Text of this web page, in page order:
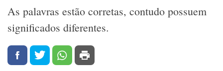
As palavras estão corretas, contudo possuem
significados diferentes.